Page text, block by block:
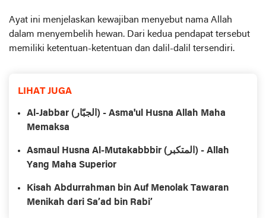
Ayat ini menjelaskan kewajiban menyebut nama Allah
dalam menyembelih hewan. Dari kedua pendapat tersebut
memiliki ketentuan-ketentuan dan dalil-dalil tersendiri.
LIHAT JUGA
Al-Jabbar (الجبّار) - Asma'ul Husna Allah Maha
Memaksa
Asmaul Husna Al-Mutakabbbir (المتكبر) - Allah
Yang Maha Superior
Kisah Abdurrahman bin Auf Menolak Tawaran
Menikah dari Sa’ad bin Rabi’